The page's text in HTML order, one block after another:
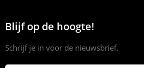
Blijf op de hoogte!
Schrijf je in voor de nieuwsbrief.